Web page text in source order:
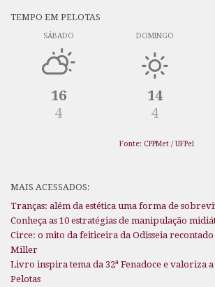
TEMPO EM PELOTAS
SÁBADO
16
4
DOMINGO
14
4
Fonte: CPPMet / UFPel
MAIS ACESSADOS:
Tranças: além da estética uma forma de
Conheça as 10 estratégias de manipulação
Circe: o mito da feiticeira da Odisseia
Miller
Livro inspira tema da 32ª Fenadoce e valoriza
Pelotas